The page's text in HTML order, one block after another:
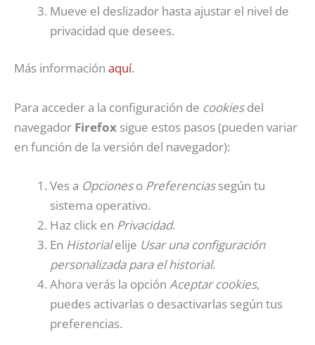
Mueve el deslizador hasta ajustar el nivel de
privacidad que desees.
Más información aquí.
Para acceder a la configuración de cookiesdel
navegador Firefox sigue estos pasos (pueden variar
en función de la versión del navegador):
Ves a Opcioneso Preferenciassegún tu
sistema operativo.
Haz click en Privacidad.
En Historialelije Usar una configuración
personalizada para el historial.
Ahora verás la opción Aceptar cookies,
puedes activarlas o desactivarlas según tus
preferencias.